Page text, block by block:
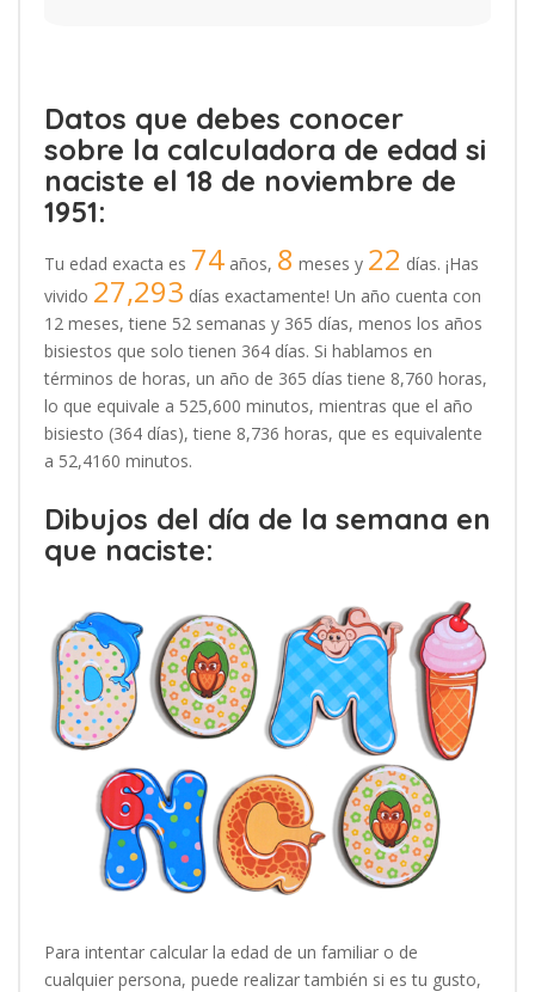
Datos que debes conocer
sobre la calculadora de edad si
naciste el 18 de noviembre de
1951:
Tu edad exacta es 74 años, 8 meses y 22 días. ¡Has
vivido 27,293 días exactamente! Un año cuenta con
12 meses, tiene 52 semanas y 365 días, menos los años
bisiestos que solo tienen 364 días. Si hablamos en
términos de horas, un año de 365 días tiene 8,760 horas,
lo que equivale a 525,600 minutos, mientras que el año
bisiesto (364 días), tiene 8,736 horas, que es equivalente
a 52,4160 minutos.
Dibujos del día de la semana en
que naciste:
Para intentar calcular la edad de un familiar o de
cualquier persona, puede realizar también si es tu gusto,